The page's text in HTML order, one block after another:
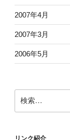
2007年4月
2007年3月
2006年5月
索:
リンク紹介